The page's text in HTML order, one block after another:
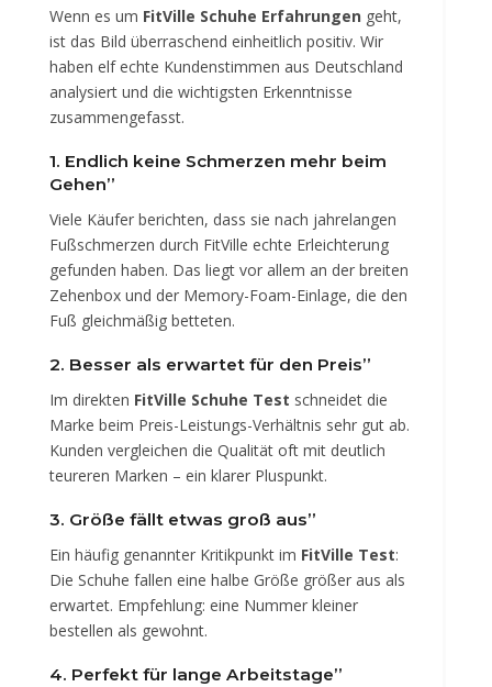
Wenn es um FitVille Schuhe Erfahrungen geht,
ist das Bild überraschend einheitlich positiv. Wir
haben elf echte Kundenstimmen aus Deutschland
analysiert und die wichtigsten Erkenntnisse
zusammengefasst.
1. Endlich keine Schmerzen mehr beim
Gehen”
Viele Käufer berichten, dass sie nach jahrelangen
Fußschmerzen durch FitVille echte Erleichterung
gefunden haben. Das liegt vor allem an der breiten
Zehenbox und der Memory-Foam-Einlage, die den
Fuß gleichmäßig betteten.
2. Besser als erwartet für den Preis”
Im direkten FitVille Schuhe Test schneidet die
Marke beim Preis-Leistungs-Verhältnis sehr gut ab.
Kunden vergleichen die Qualität oft mit deutlich
teureren Marken – ein klarer Pluspunkt.
3. Größe fällt etwas groß aus”
Ein häufig genannter Kritikpunkt im FitVille Test:
Die Schuhe fallen eine halbe Größe größer aus als
erwartet. Empfehlung: eine Nummer kleiner
bestellen als gewohnt.
4. Perfekt für lange Arbeitstage”